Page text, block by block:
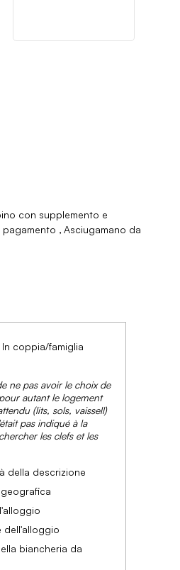
con supplemento e
Asciugamano da
In coppia/famiglia
ne pas avoir le choix de
autant le logement
(lits, sols, vaissell)
pas indiqué à la
les clefs et les
della descrizione
dell'alloggio
biancheria da